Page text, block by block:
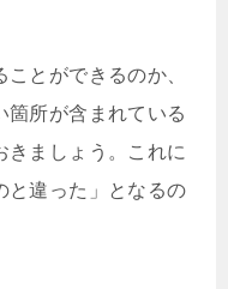
とができるのか、
箇所が含まれている
きましょう。これに
と違った」となるの